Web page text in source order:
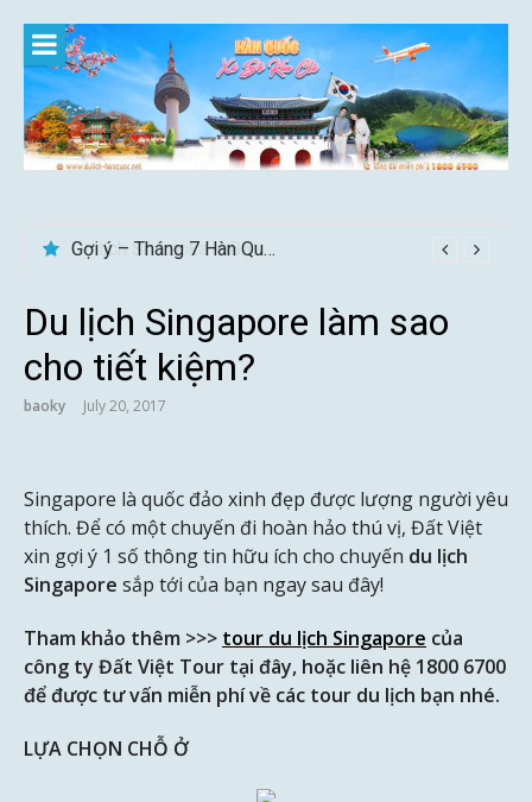
content
Gợi ý – Tháng 7 Hàn Quốc nên đi đâu, mặc gì đẹp?
Du lịch Singapore làm sao
cho tiết kiệm?
baoky July 20, 2017
Singapore là quốc đảo xinh đẹp được lượng người yêu
thích. Để có một chuyến đi hoàn hảo thú vị, Đất Việt
xin gợi ý 1 số thông tin hữu ích cho chuyến du lịch
Singapore sắp tới của bạn ngay sau đây!
Tham khảo thêm >>> tour du lịch Singapore của
công ty Đất Việt Tour tại đây, hoặc liên hệ 1800 6700
để được tư vấn miễn phí về các tour du lịch bạn nhé.
LỰA CHỌN CHỖ Ở